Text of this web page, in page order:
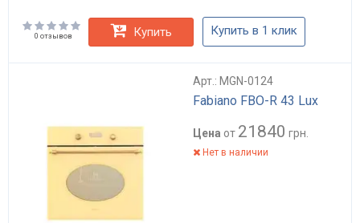
0 отзывов Купить Купить в 1 клик
Арт.: MGN-0124
Fabiano FBO-R 43 Lux
Цена от 21840 грн.
Нет в наличии